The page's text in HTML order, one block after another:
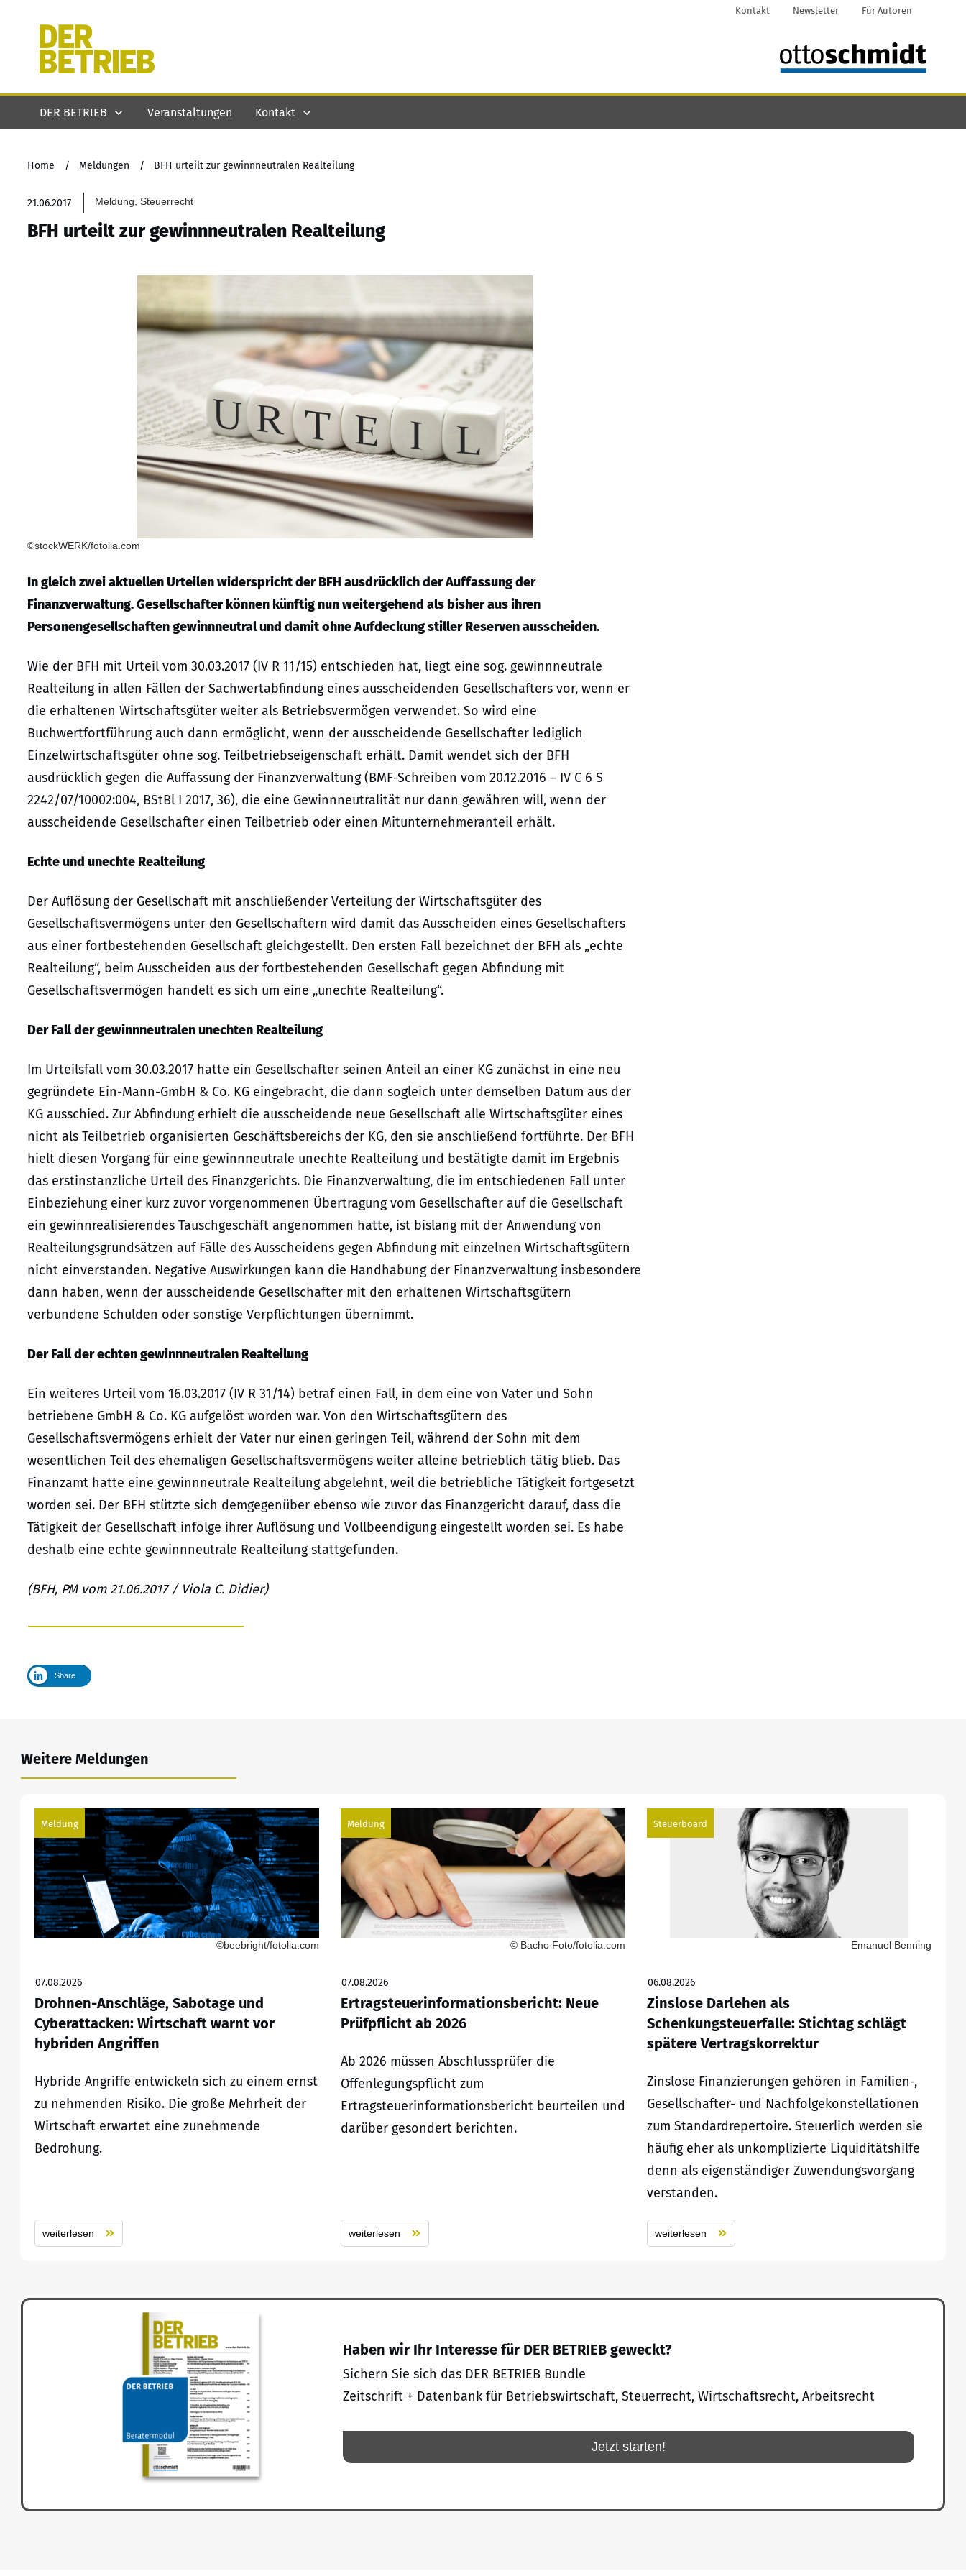
Kontakt Newsletter Für Autoren
DER BETRIEB Veranstaltungen Kontakt
Home / Meldungen / BFH urteilt zur gewinnneutralen Realteilung
21.06.2017 Meldung, Steuerrecht
BFH urteilt zur gewinnneutralen Realteilung
©stockWERK/fotolia.com
In gleich zwei aktuellen Urteilen widerspricht der BFH ausdrücklich der Auffassung der
Finanzverwaltung. Gesellschafter können künftig nun weitergehend als bisher aus ihren
Personengesellschaften gewinnneutral und damit ohne Aufdeckung stiller Reserven ausscheiden.
Wie der BFH mit Urteil vom 30.03.2017 (IV R 11/15) entschieden hat, liegt eine sog. gewinnneutrale
Realteilung in allen Fällen der Sachwertabfindung eines ausscheidenden Gesellschafters vor, wenn er
die erhaltenen Wirtschaftsgüter weiter als Betriebsvermögen verwendet. So wird eine
Buchwertfortführung auch dann ermöglicht, wenn der ausscheidende Gesellschafter lediglich
Einzelwirtschaftsgüter ohne sog. Teilbetriebseigenschaft erhält. Damit wendet sich der BFH
ausdrücklich gegen die Auffassung der Finanzverwaltung (BMF-Schreiben vom 20.12.2016 – IV C 6 S
2242/07/10002:004, BStBl I 2017, 36), die eine Gewinnneutralität nur dann gewähren will, wenn der
ausscheidende Gesellschafter einen Teilbetrieb oder einen Mitunternehmeranteil erhält.
Echte und unechte Realteilung
Der Auflösung der Gesellschaft mit anschließender Verteilung der Wirtschaftsgüter des
Gesellschaftsvermögens unter den Gesellschaftern wird damit das Ausscheiden eines Gesellschafters
aus einer fortbestehenden Gesellschaft gleichgestellt. Den ersten Fall bezeichnet der BFH als „echte
Realteilung“, beim Ausscheiden aus der fortbestehenden Gesellschaft gegen Abfindung mit
Gesellschaftsvermögen handelt es sich um eine „unechte Realteilung“.
Der Fall der gewinnneutralen unechten Realteilung
Im Urteilsfall vom 30.03.2017 hatte ein Gesellschafter seinen Anteil an einer KG zunächst in eine neu
gegründete Ein-Mann-GmbH & Co. KG eingebracht, die dann sogleich unter demselben Datum aus der
KG ausschied. Zur Abfindung erhielt die ausscheidende neue Gesellschaft alle Wirtschaftsgüter eines
nicht als Teilbetrieb organisierten Geschäftsbereichs der KG, den sie anschließend fortführte. Der BFH
hielt diesen Vorgang für eine gewinnneutrale unechte Realteilung und bestätigte damit im Ergebnis
das erstinstanzliche Urteil des Finanzgerichts. Die Finanzverwaltung, die im entschiedenen Fall unter
Einbeziehung einer kurz zuvor vorgenommenen Übertragung vom Gesellschafter auf die Gesellschaft
ein gewinnrealisierendes Tauschgeschäft angenommen hatte, ist bislang mit der Anwendung von
Realteilungsgrundsätzen auf Fälle des Ausscheidens gegen Abfindung mit einzelnen Wirtschaftsgütern
nicht einverstanden. Negative Auswirkungen kann die Handhabung der Finanzverwaltung insbesondere
dann haben, wenn der ausscheidende Gesellschafter mit den erhaltenen Wirtschaftsgütern
verbundene Schulden oder sonstige Verpflichtungen übernimmt.
Der Fall der echten gewinnneutralen Realteilung
Ein weiteres Urteil vom 16.03.2017 (IV R 31/14) betraf einen Fall, in dem eine von Vater und Sohn
betriebene GmbH & Co. KG aufgelöst worden war. Von den Wirtschaftsgütern des
Gesellschaftsvermögens erhielt der Vater nur einen geringen Teil, während der Sohn mit dem
wesentlichen Teil des ehemaligen Gesellschaftsvermögens weiter alleine betrieblich tätig blieb. Das
Finanzamt hatte eine gewinnneutrale Realteilung abgelehnt, weil die betriebliche Tätigkeit fortgesetzt
worden sei. Der BFH stützte sich demgegenüber ebenso wie zuvor das Finanzgericht darauf, dass die
Tätigkeit der Gesellschaft infolge ihrer Auflösung und Vollbeendigung eingestellt worden sei. Es habe
deshalb eine echte gewinnneutrale Realteilung stattgefunden.
(BFH, PM vom 21.06.2017 / Viola C. Didier)
Share
Weitere Meldungen
Meldung
©beebright/fotolia.com
07.08.2026
Drohnen-Anschläge, Sabotage und
Cyberattacken: Wirtschaft warnt vor
hybriden Angriffen
Hybride Angriffe entwickeln sich zu einem ernst
zu nehmenden Risiko. Die große Mehrheit der
Wirtschaft erwartet eine zunehmende
Bedrohung.
weiterlesen
Meldung
© Bacho Foto/fotolia.com
07.08.2026
Ertragsteuerinformationsbericht: Neue
Prüfpflicht ab 2026
Ab 2026 müssen Abschlussprüfer die
Offenlegungspflicht zum
Ertragsteuerinformationsbericht beurteilen und
darüber gesondert berichten.
weiterlesen
Steuerboard
Emanuel Benning
06.08.2026
Zinslose Darlehen als
Schenkungsteuerfalle: Stichtag schlägt
spätere Vertragskorrektur
Zinslose Finanzierungen gehören in Familien-,
Gesellschafter- und Nachfolgekonstellationen
zum Standardrepertoire. Steuerlich werden sie
häufig eher als unkomplizierte Liquiditätshilfe
denn als eigenständiger Zuwendungsvorgang
verstanden.
weiterlesen
Haben wir Ihr Interesse für DER BETRIEB geweckt?
Sichern Sie sich das DER BETRIEB Bundle
Zeitschrift + Datenbank für Betriebswirtschaft, Steuerrecht, Wirtschaftsrecht, Arbeitsrecht
Jetzt starten!